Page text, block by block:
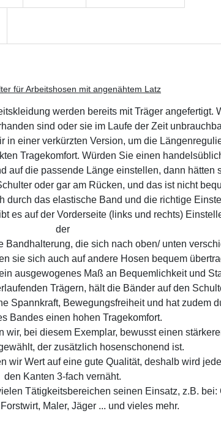
für Arbeitshosen mit angenähtem Latz
werden bereits mit Träger angefertigt.
sind oder sie im Laufe der Zeit
in einer verkürzten Version, um die
Tragekomfort. Würden Sie einen
auf die passende Länge einstellen, dann hätten
oder gar am Rücken, und das ist nicht
durch das elastische Band und die richtige
es auf der Vorderseite (links und rechts)
der
Bandhalterung, die sich nach oben/ unten
sie sich auch auf andere Hosen bequem
ausgewogenes Maß an Bequemlichkeit und
Trägern, hält die Bänder auf den
Spannkraft, Bewegungsfreiheit und hat zudem
Bandes einen hohen Tragekomfort.
wir, bei diesem Exemplar, bewusst einen
der zusätzlich hosenschonend ist.
wir Wert auf eine gute Qualität, deshalb wird
den Kanten 3-fach vernäht.
Tätigkeitsbereichen seinen Einsatz, z.B. bei:
Maler, Jäger ... und vieles mehr.